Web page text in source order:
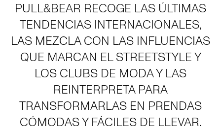
PULL&BEAR RECOGE LAS ÚLTIMAS
TENDENCIAS INTERNACIONALES,
LAS MEZCLA CON LAS INFLUENCIAS
QUE MARCAN EL STREETSTYLE Y
LOS CLUBS DE MODA Y LAS
REINTERPRETA PARA
TRANSFORMARLAS EN PRENDAS
CÓMODAS Y FÁCILES DE LLEVAR.